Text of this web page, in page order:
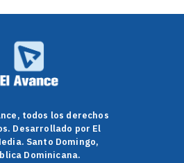
todos los derechos
Desarrollado por El
Santo Domingo,
Dominicana.